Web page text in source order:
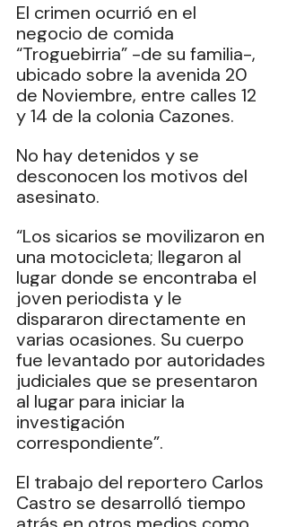
El crimen ocurrió en el
negocio de comida
“Troguebirria” -de su familia-,
ubicado sobre la avenida 20
de Noviembre, entre calles 12
y 14 de la colonia Cazones.
No hay detenidos y se
desconocen los motivos del
asesinato.
“Los sicarios se movilizaron en
una motocicleta; llegaron al
lugar donde se encontraba el
joven periodista y le
dispararon directamente en
varias ocasiones. Su cuerpo
fue levantado por autoridades
judiciales que se presentaron
al lugar para iniciar la
investigación
correspondiente”.
El trabajo del reportero Carlos
Castro se desarrolló tiempo